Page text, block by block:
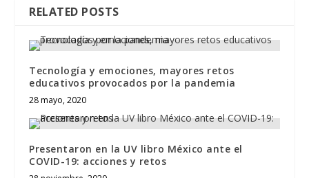
RELATED POSTS
Tecnología y emociones, mayores retos
educativos provocados por la pandemia
28 mayo, 2020
Presentaron en la UV libro México ante el
COVID-19: acciones y retos